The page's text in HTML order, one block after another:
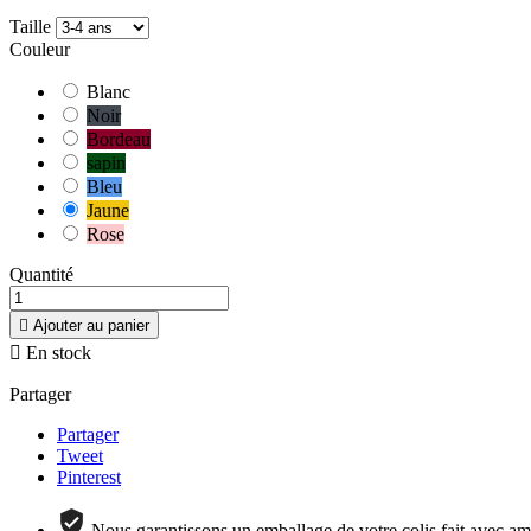
Taille
Couleur
Blanc
Noir
Bordeau
sapin
Bleu
Jaune
Rose
Quantité
 Ajouter au panier
 En stock
Partager
Partager
Tweet
Pinterest